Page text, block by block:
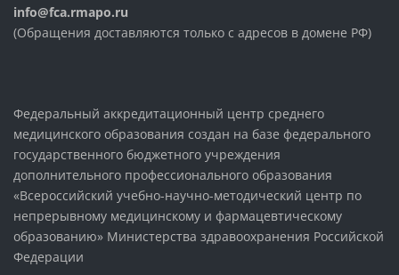
info@fca.rmapo.ru
(Обращения доставляются только с адресов в домене РФ)
Федеральный аккредитационный центр среднего
медицинского образования создан на базе федерального
государственного бюджетного учреждения
дополнительного профессионального образования
«Всероссийский учебно-научно-методический центр по
непрерывному медицинскому и фармацевтическому
образованию» Министерства здравоохранения Российской
Федерации